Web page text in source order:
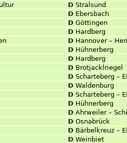
D Stralsund
D Ebersbach
D Göttingen
D Hardberg
D Hannover –
D Hühnerberg
D Hardberg
D Brotjacklriegel
D Scharteberg –
D Waldenburg
D Scharteberg –
D Hühnerberg
D Ahrweiler –
D Osnabrück
D Bärbelkreuz –
D Weinbiet